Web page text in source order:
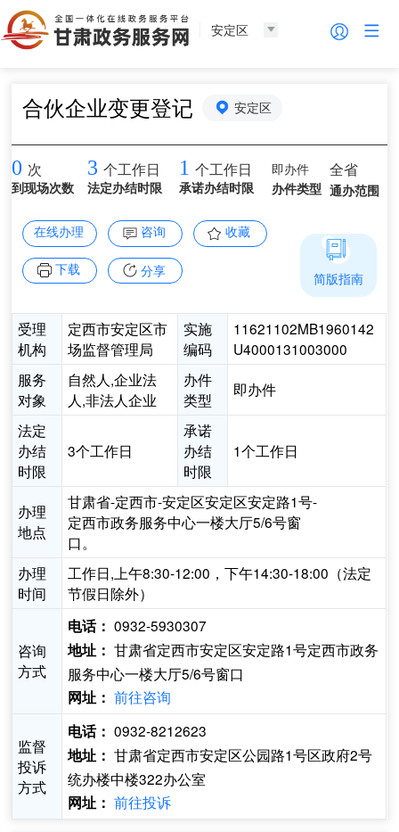
安定区
合伙企业变更登记 安定区
0 次
到现场次数
3 个工作日
法定办结时限
1 个工作日
承诺办结时限
即办件
办件类型
全省
通办范围
在线办理 咨询 收藏
下载 分享
受理
机构
定西市安定区市
场监督管理局
实施
编码
11621102MB1960142
U4000131003000
服务
对象
自然人,企业法
人,非法人企业
办件
类型
即办件
法定
办结
时限
3个工作日
承诺
办结
时限
1个工作日
办理
地点
甘肃省-定西市-安定区安定区安定路1号-
定西市政务服务中心一楼大厅5/6号窗
口。
办理
时间
工作日,上午8:30-12:00，下午14:30-18:00（法定
节假日除外）
咨询
方式
电话： 0932-5930307
地址： 甘肃省定西市安定区安定路1号定西市政务
服务中心一楼大厅5/6号窗口
网址： 前往咨询
监督
投诉
方式
电话： 0932-8212623
地址： 甘肃省定西市安定区公园路1号区政府2号
统办楼中楼322办公室
网址： 前往投诉
简版指南